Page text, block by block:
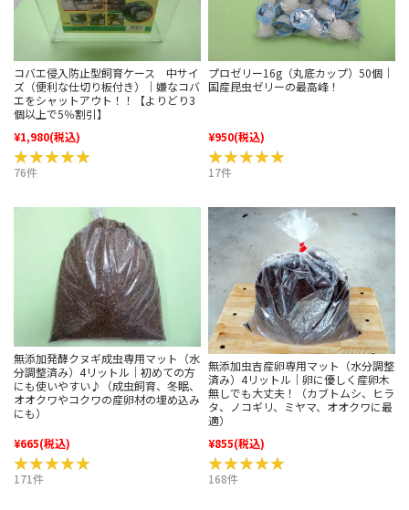
コバエ侵入防止型飼育ケース 中サイ
ズ（便利な仕切り板付き）｜嫌なコバ
エをシャットアウト！！【よりどり3
個以上で5％割引】
¥1,980(税込)
★★★★★
★★★★★
76件
プロゼリー16g（丸底カップ）50個｜
国産昆虫ゼリーの最高峰！
¥950(税込)
★★★★★
★★★★★
17件
無添加発酵クヌギ成虫専用マット（水
分調整済み）4リットル｜初めての方
にも使いやすい♪（成虫飼育、冬眠、
オオクワやコクワの産卵材の埋め込み
にも）
¥665(税込)
★★★★★
★★★★★
171件
無添加虫吉産卵専用マット（水分調整
済み）4リットル｜卵に優しく産卵木
無しでも大丈夫！（カブトムシ、ヒラ
タ、ノコギリ、ミヤマ、オオクワに最
適）
¥855(税込)
★★★★★
★★★★★
168件